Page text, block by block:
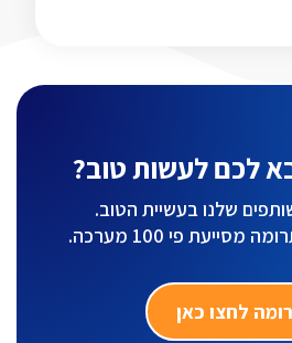
לכם לעשות טוב?
שלנו בעשיית הטוב.
לחצו כאן